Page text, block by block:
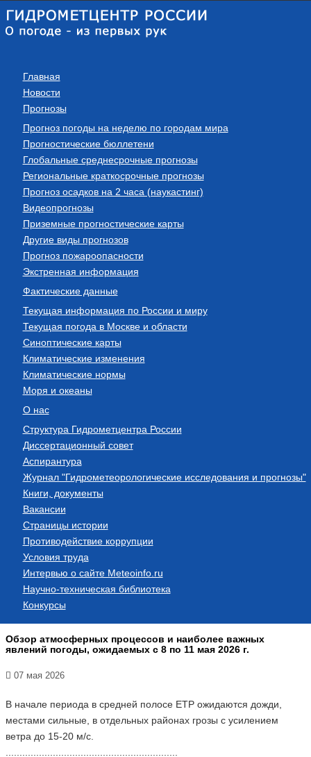
Главная
Новости
Прогнозы
Прогноз погоды на неделю по городам мира
Прогностические бюллетени
Глобальные среднесрочные прогнозы
Региональные краткосрочные прогнозы
Прогноз осадков на 2 часа (наукастинг)
Видеопрогнозы
Приземные прогностические карты
Другие виды прогнозов
Прогноз пожароопасности
Экстренная информация
Фактические данные
Текущая информация по России и миру
Текущая погода в Москве и области
Синоптические карты
Климатические изменения
Климатические нормы
Моря и океаны
О нас
Структура Гидрометцентра России
Диссертационный совет
Аспирантура
Журнал "Гидрометеорологические исследования и прогнозы"
Книги, документы
Вакансии
Страницы истории
Противодействие коррупции
Условия труда
Интервью о сайте Meteoinfo.ru
Научно-техническая библиотека
Конкурсы
Обзор атмосферных процессов и наиболее важных
явлений погоды, ожидаемых с 8 по 11 мая 2026 г.
07 мая 2026
В начале периода в средней полосе ЕТР ожидаются дожди,
местами сильные, в отдельных районах грозы с усилением
ветра до 15-20 м/с.